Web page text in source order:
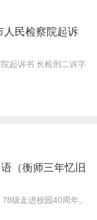
人民检察院起诉
起诉书 长检刑二诉字
（衡师三年忆旧
级走进校园40周年。